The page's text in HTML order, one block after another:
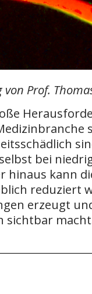
Prof.
bei
kann
reduziert
erzeugt
sichtbar